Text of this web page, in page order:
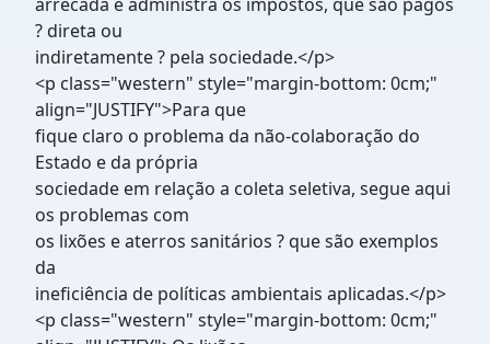
? direta ou
indiretamente ? pela sociedade.</p>
<p class="western" style="margin-bottom: 0cm;"
align="JUSTIFY">Para que
fique claro o problema da não-colaboração do
Estado e da própria
sociedade em relação a coleta seletiva, segue aqui
os problemas com
os lixões e aterros sanitários ? que são exemplos
da
ineficiência de políticas ambientais aplicadas.</p>
<p class="western" style="margin-bottom: 0cm;"